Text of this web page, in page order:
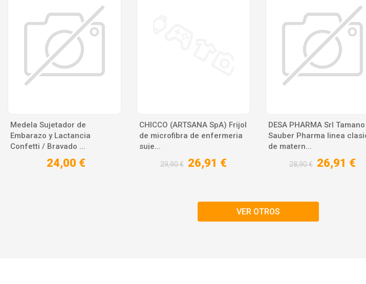
Medela Sujetador de
Embarazo y Lactancia
Confetti / Bravado ...
24,00 €
CHICCO (ARTSANA SpA) Frijol
de microfibra de enfermeria
suje...
29,90 € 26,91 €
DESA PHARMA Srl Tamano
Sauber Pharma linea
de matern...
28,90 € 26,91 €
VER OTROS